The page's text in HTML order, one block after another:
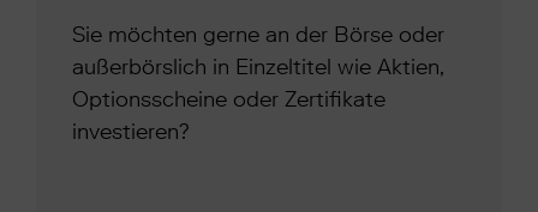
Sie möchten gerne an der Börse oder
außerbörslich in Einzeltitel wie Aktien,
Optionsscheine oder Zertifikate
investieren?